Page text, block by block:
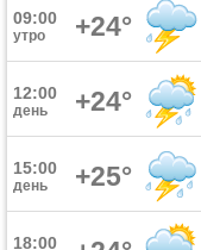
09:00
утро +24°
12:00
день +24°
15:00
день +25°
18:00